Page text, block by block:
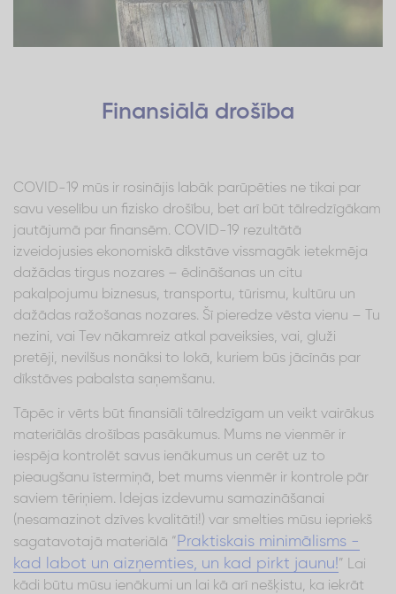
Finansiālā drošība
COVID-19 mūs ir rosinājis labāk parūpēties ne tikai par
savu veselību un fizisko drošību, bet arī būt tālredzīgākam
jautājumā par finansēm. COVID-19 rezultātā
izveidojusies ekonomiskā dīkstāve vissmagāk ietekmēja
dažādas tirgus nozares – ēdināšanas un citu
pakalpojumu biznesus, transportu, tūrismu, kultūru un
dažādas ražošanas nozares. Šī pieredze vēsta vienu – Tu
nezini, vai Tev nākamreiz atkal paveiksies, vai, gluži
pretēji, nevilšus nonāksi to lokā, kuriem būs jācīnās par
dīkstāves pabalsta saņemšanu.
Tāpēc ir vērts būt finansiāli tālredzīgam un veikt vairākus
materiālās drošības pasākumus. Mums ne vienmēr ir
iespēja kontrolēt savus ienākumus un cerēt uz to
pieaugšanu īstermiņā, bet mums vienmēr ir kontrole pār
saviem tēriņiem. Idejas izdevumu samazināšanai
(nesamazinot dzīves kvalitāti!) var smelties mūsu iepriekš
sagatavotajā materiālā “ Praktiskais minimālisms -
kad labot un aizņemties, un kad pirkt jaunu!” Lai
kādi būtu mūsu ienākumi un lai kā arī nešķistu, ka iekrāt